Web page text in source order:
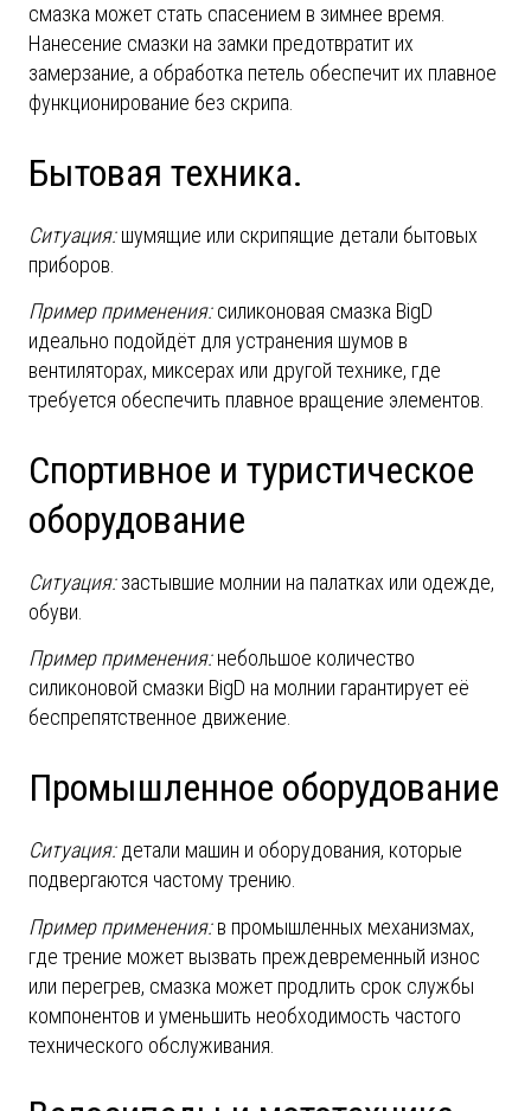
смазка может стать спасением в зимнее время.
Нанесение смазки на замки предотвратит их
замерзание, а обработка петель обеспечит их плавное
функционирование без скрипа.
Бытовая техника.
Ситуация:шумящие или скрипящие детали бытовых
приборов.
Пример применения:силиконовая смазка BigD
идеально подойдёт для устранения шумов в
вентиляторах, миксерах или другой технике, где
требуется обеспечить плавное вращение элементов.
Спортивное и туристическое
оборудование
Ситуация:застывшие молнии на палатках или одежде,
обуви.
Пример применения:небольшое количество
силиконовой смазки BigD на молнии гарантирует её
беспрепятственное движение.
Промышленное оборудование
Ситуация:детали машин и оборудования, которые
подвергаются частому трению.
Пример применения:в промышленных механизмах,
где трение может вызвать преждевременный износ
или перегрев, смазка может продлить срок службы
компонентов и уменьшить необходимость частого
технического обслуживания.